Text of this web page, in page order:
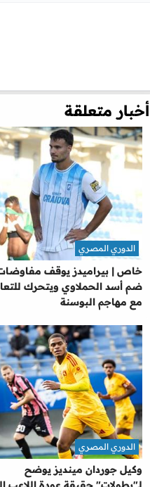
أخبار متعلقة
خاص | بيراميدز يوقف
ضم أسد الحملاوي ويتحرك
مع مهاجم البوسنة
الدوري المصري
وكيل جوردان مينديز يوضح
الدوري المصري